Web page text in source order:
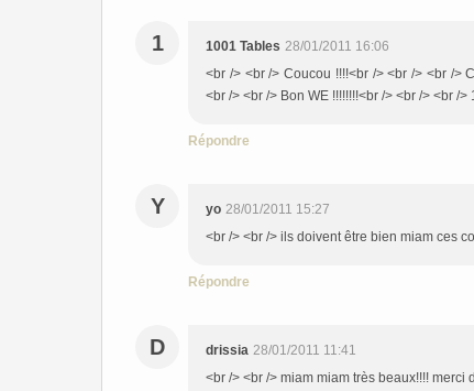
1 1001 Tables 28/01/2011 16:06
<br /> <br /> Coucou !!!!<br /> <br /> <br />
<br /> <br /> Bon WE !!!!!!!!<br /> <br /> <br /
Répondre
Y yo 28/01/2011 15:27
<br /> <br /> ils doivent être bien miam ces
Répondre
D drissia 28/01/2011 11:41
<br /> <br /> miam miam très beaux!!!!